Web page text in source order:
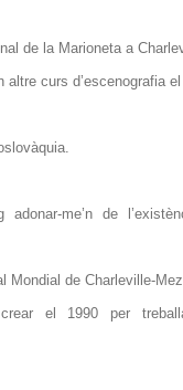
de la Marioneta a
altre curs d’escenografia
me’n de
Mondial de Charleville-
el 1990 per